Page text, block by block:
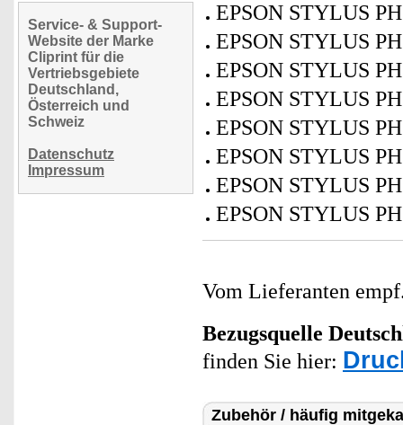
Service- & Support-
Website der Marke
Cliprint für die
Vertriebsgebiete
Deutschland,
Österreich und
Schweiz
Datenschutz
Impressum
EPSON STYLUS
EPSON STYLUS
EPSON STYLUS
EPSON STYLUS
EPSON STYLUS
EPSON STYLUS
EPSON STYLUS
EPSON STYLUS
Vom Lieferanten
Bezugsquelle
finden Sie hier:
Zubehör / häufig